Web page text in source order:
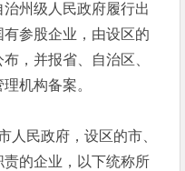
州级人民政府履行出
参股企业，由设区的
，并报省、自治区、
机构备案。
民政府，设区的市、
的企业，以下统称所